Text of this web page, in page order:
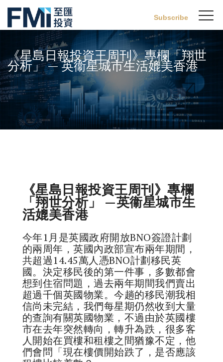
main
content
FMI
Subscribe
《星島日報投資王周刊》專欄「翔世
分析」 — 英衞星城市生活媲美香港
《星島日報投資王周刊》專欄
「翔世分析」 —英衞星城市生
活媲美香港
今年1月是英國政府開放BNO簽證計劃
的兩周年，英國內政部宣布兩年期間，
共超過14.45萬人憑BNO計劃移民英
國。決定移民後的第一件事，多數都會
想到住宿問題，過去兩年期間我們賣出
超過千個英國物業。今趟的移民潮我相
信尚未完結，我們每星期仍然收到大量
的查詢有關英國物業，不過由於英國樓
市在去年突然轉向，轉升為跌，很多客
人開始在買樓和租樓之間猶豫不定，他
們會問「現在樓價開始跌了，是否應該